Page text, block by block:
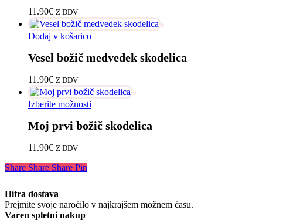
Možnosti
lahko
izberete
strani
11.90€ Z DDV
Dodaj v košarico
Vesel božič medvedek skodelica
11.90€ Z DDV
Izberite možnosti
ima
izdelka
Moj prvi božič skodelica
11.90€ Z DDV
Share Share Share Pin
Hitra dostava
Prejmite svoje naročilo v najkrajšem možnem času.
Varen spletni nakup